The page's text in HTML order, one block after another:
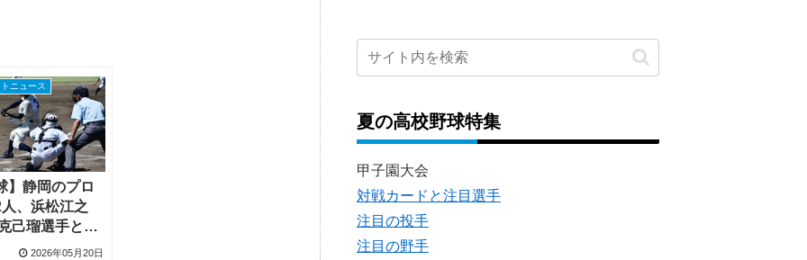
ニュース
】静岡のプロ
、浜松江之
己瑠選手と沼
幸樹選手に注
2026年05月20日
夏の高校野球特集
甲子園大会
対戦カードと注目選手
注目の投手
注目の野手